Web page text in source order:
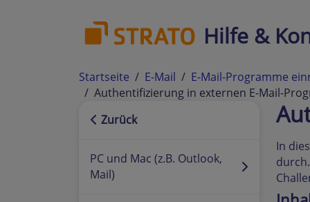
Hilfe &
Startseite E-Mail
E-Mail-Programme
Authentifizierung in externen E-Mail-
Zurück
PC und Mac (z.B. Outlook,
Mail)
In